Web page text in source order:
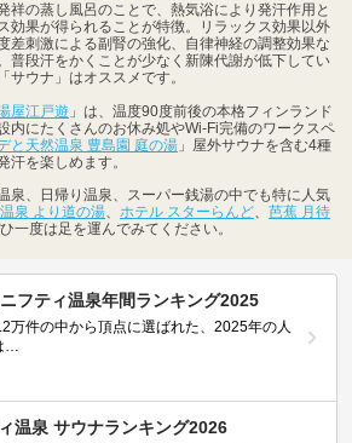
祥の蒸し風呂のことで、熱気浴により発汗作用と
効果が得られることが特徴。リラックス効果以外
差刺激による副腎の強化、自律神経の調整効果な
普段汗をかくことが少なく新陳代謝が低下してい
サウナ」はオススメです。
屋江戸遊 」は、温度90度前後の本格フィンランド
内にたくさんのお休み処やWi-Fi完備のワークスペ
と天然温泉 豊島園 庭の湯 」屋外サウナを含む4種
汗を楽しめます。
泉、日帰り温泉、スーパー銭湯の中でも特に人気
泉 より道の湯、 ホテル スターらんど、 芭蕉 月待
一度は足を運んでみてください。
フティ温泉年間ランキング2025
万件の中から頂点に選ばれた、2025年の人
…
温泉 サウナランキング2026